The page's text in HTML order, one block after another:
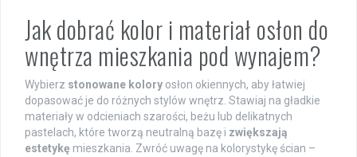
Jak dobrać kolor i materiał osłon do
wnętrza mieszkania pod wynajem?
Wybierz stonowane kolory osłon okiennych, aby łatwiej
dopasować je do różnych stylów wnętrz. Stawiaj na gładkie
materiały w odcieniach szarości, beżu lub delikatnych
pastelach, które tworzą neutralną bazę i zwiększają
estetykę mieszkania. Zwróć uwagę na kolorystykę ścian –